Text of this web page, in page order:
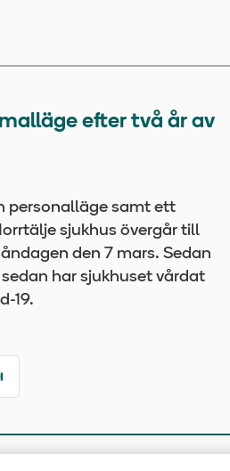
efter två år av
personalläge samt ett
sjukhus övergår till
den 7 mars. Sedan
har sjukhuset vårdat
19.